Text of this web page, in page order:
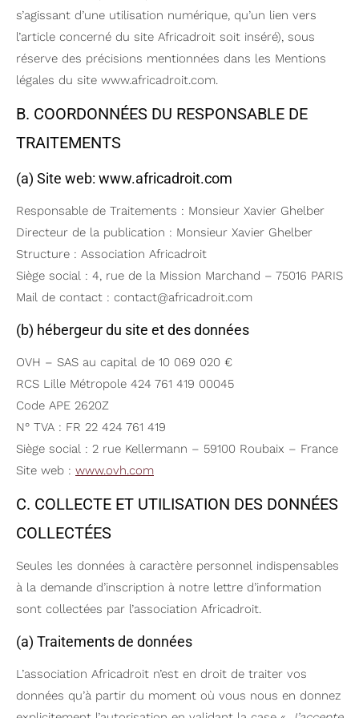
s’agissant d’une utilisation numérique, qu’un lien vers
l’article concerné du site Africadroit soit inséré), sous
réserve des précisions mentionnées dans les Mentions
légales du site www.africadroit.com.
B. COORDONNÉES DU RESPONSABLE DE
TRAITEMENTS
(a) Site web: www.africadroit.com
Responsable de Traitements : Monsieur Xavier Ghelber
Directeur de la publication : Monsieur Xavier Ghelber
Structure : Association Africadroit
Siège social : 4, rue de la Mission Marchand – 75016 PARIS
Mail de contact : contact@africadroit.com
(b) hébergeur du site et des données
OVH – SAS au capital de 10 069 020 €
RCS Lille Métropole 424 761 419 00045
Code APE 2620Z
N° TVA : FR 22 424 761 419
Siège social : 2 rue Kellermann – 59100 Roubaix – France
Site web : www.ovh.com
C. COLLECTE ET UTILISATION DES DONNÉES
COLLECTÉES
Seules les données à caractère personnel indispensables
à la demande d’inscription à notre lettre d’information
sont collectées par l’association Africadroit.
(a) Traitements de données
L’association Africadroit n’est en droit de traiter vos
données qu’à partir du moment où vous nous en donnez